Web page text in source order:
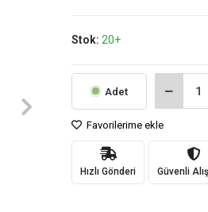
Stok: 20+
Adet
Favorilerime ekle
Hızlı Gönderi Güvenli